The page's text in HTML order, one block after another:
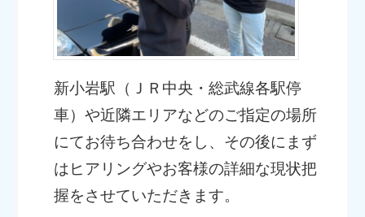
新小岩駅（ＪＲ中央・総武線各駅停
車）や近隣エリアなどのご指定の場所
にてお待ち合わせをし、その後にまず
はヒアリングやお客様の詳細な現状把
握をさせていただきます。